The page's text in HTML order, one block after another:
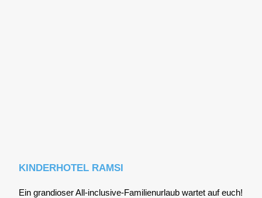
KINDERHOTEL RAMSI
Ein gran­dio­ser All-inclu­si­ve-Fami­li­en­ur­laub war­tet auf euch!